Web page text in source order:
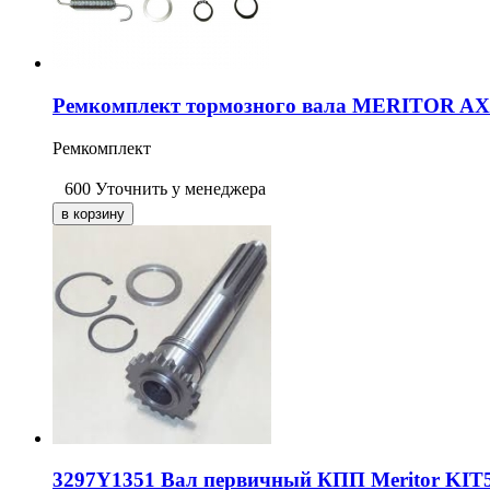
Ремкомплект тормозного вала MERITOR
Ремкомплект
600 Уточнить у менеджера
3297Y1351 Вал первичный КПП Meritor